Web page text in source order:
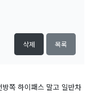
삭제 목록
쪽 하이패스 말고 일반차